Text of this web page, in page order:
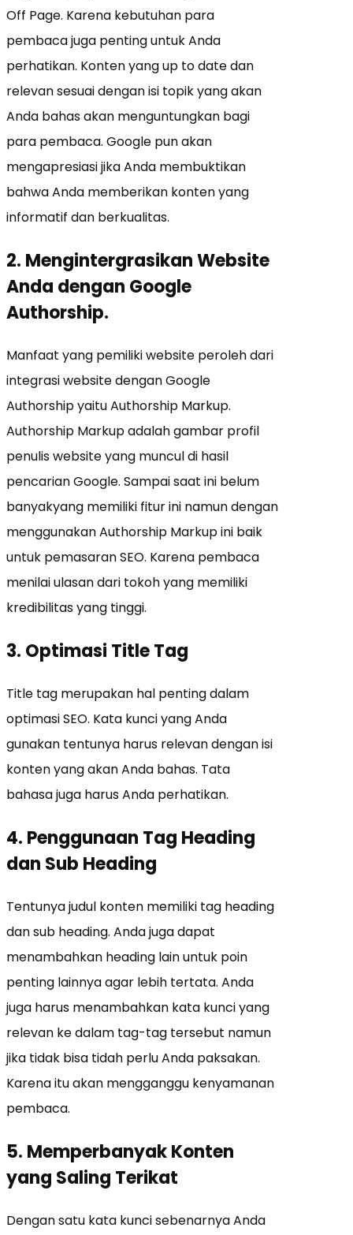
Off Page. Karena kebutuhan para
pembaca juga penting untuk Anda
perhatikan. Konten yang up to date dan
relevan sesuai dengan isi topik yang akan
Anda bahas akan menguntungkan bagi
para pembaca. Google pun akan
mengapresiasi jika Anda membuktikan
bahwa Anda memberikan konten yang
informatif dan berkualitas.
2. Mengintergrasikan Website
Anda dengan Google
Authorship.
Manfaat yang pemiliki website peroleh dari
integrasi website dengan Google
Authorship yaitu Authorship Markup.
Authorship Markup adalah gambar profil
penulis website yang muncul di hasil
pencarian Google. Sampai saat ini belum
banyakyang memiliki fitur ini namun dengan
menggunakan Authorship Markup ini baik
untuk pemasaran SEO. Karena pembaca
menilai ulasan dari tokoh yang memiliki
kredibilitas yang tinggi.
3. Optimasi Title Tag
Title tag merupakan hal penting dalam
optimasi SEO. Kata kunci yang Anda
gunakan tentunya harus relevan dengan isi
konten yang akan Anda bahas. Tata
bahasa juga harus Anda perhatikan.
4. Penggunaan Tag Heading
dan Sub Heading
Tentunya judul konten memiliki tag heading
dan sub heading. Anda juga dapat
menambahkan heading lain untuk poin
penting lainnya agar lebih tertata. Anda
juga harus menambahkan kata kunci yang
relevan ke dalam tag-tag tersebut namun
jika tidak bisa tidah perlu Anda paksakan.
Karena itu akan mengganggu kenyamanan
pembaca.
5. Memperbanyak Konten
yang Saling Terikat
Dengan satu kata kunci sebenarnya Anda